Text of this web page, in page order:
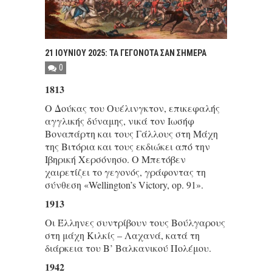
21 ΙΟΥΝΙΟΥ 2025: ΤΑ ΓΕΓΟΝΟΤΑ ΣΑΝ ΣΗΜΕΡΑ
0
1813
Ο Δούκας του Ουέλινγκτον, επικεφαλής
αγγλικής δύναμης, νικά τον Ιωσήφ
Βοναπάρτη και τους Γάλλους στη Μάχη
της Βιτόρια και τους εκδιώκει από την
Ιβηρική Χερσόνησο. Ο Μπετόβεν
χαιρετίζει το γεγονός, γράφοντας τη
σύνθεση «Wellington’s Victory, op. 91».
1913
Οι Έλληνες συντρίβουν τους Βούλγαρους
στη μάχη Κιλκίς – Λαχανά, κατά τη
διάρκεια του Β’ Βαλκανικού Πολέμου.
1942